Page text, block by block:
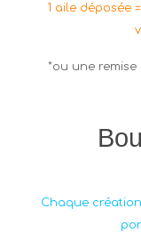
1 aile déposée
*ou une
Chaque